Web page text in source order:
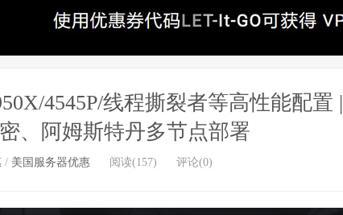
4545P/线程撕裂者等高性能配置 |
、阿姆斯特丹多节点部署
/ 美国服务器优惠 阅读(157) 评论(0)